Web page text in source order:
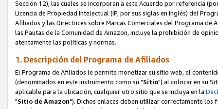
Sección 12), las cuales se incorporan a este Acuerdo por referencia
Licencia de Propiedad Intelectual (IP, por sus siglas en inglés) del
Afiliados y las Directrices sobre Marcas Comerciales del Programa
las Pautas de la Comunidad de Amazon, incluye la prohibición de
atentamente las políticas y normas.
1. Descripción del Programa de Afiliados
El Programa de Afiliados le permite monetizar su sitio web, el
(denominados en este instrumento como su "Sitio") al colocar en su
aplicable para la ubicación, cualquier otro sitio que se incluya en la
"Sitio de Amazon"). Dichos enlaces deben utilizar correctamente los